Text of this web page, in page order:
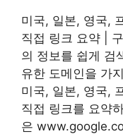
미국, 일본, 영국,
직접 링크 요약 |
의 정보를 쉽게 검
유한 도메인을 가
미국, 일본, 영국,
직접 링크를 요약
은